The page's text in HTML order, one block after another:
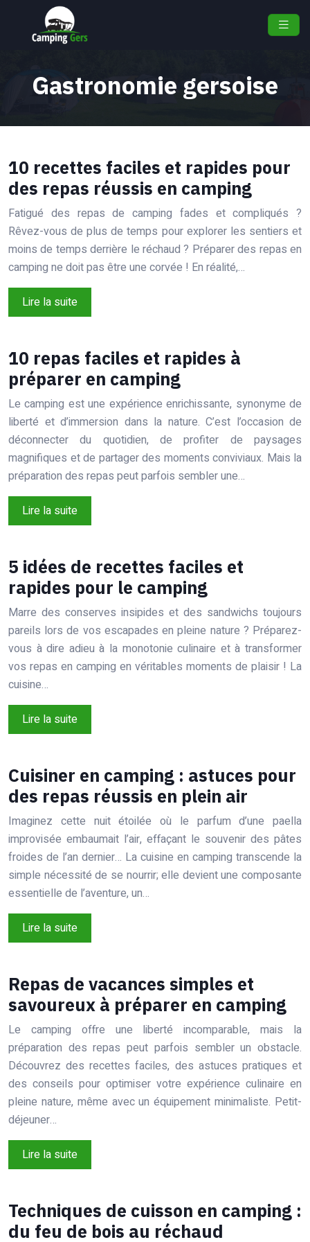
Gastronomie gersoise
10 recettes faciles et rapides pour
des repas réussis en camping
Fatigué des repas de camping fades et compliqués ?
Rêvez-vous de plus de temps pour explorer les sentiers et
moins de temps derrière le réchaud ? Préparer des repas en
camping ne doit pas être une corvée ! En réalité,…
Lire la suite
10 repas faciles et rapides à
préparer en camping
Le camping est une expérience enrichissante, synonyme de
liberté et d’immersion dans la nature. C’est l’occasion de
déconnecter du quotidien, de profiter de paysages
magnifiques et de partager des moments conviviaux. Mais la
préparation des repas peut parfois sembler une…
Lire la suite
5 idées de recettes faciles et
rapides pour le camping
Marre des conserves insipides et des sandwichs toujours
pareils lors de vos escapades en pleine nature ? Préparez-
vous à dire adieu à la monotonie culinaire et à transformer
vos repas en camping en véritables moments de plaisir ! La
cuisine…
Lire la suite
Cuisiner en camping : astuces pour
des repas réussis en plein air
Imaginez cette nuit étoilée où le parfum d’une paella
improvisée embaumait l’air, effaçant le souvenir des pâtes
froides de l’an dernier… La cuisine en camping transcende la
simple nécessité de se nourrir; elle devient une composante
essentielle de l’aventure, un…
Lire la suite
Repas de vacances simples et
savoureux à préparer en camping
Le camping offre une liberté incomparable, mais la
préparation des repas peut parfois sembler un obstacle.
Découvrez des recettes faciles, des astuces pratiques et
des conseils pour optimiser votre expérience culinaire en
pleine nature, même avec un équipement minimaliste. Petit-
déjeuner…
Lire la suite
Techniques de cuisson en camping :
du feu de bois au réchaud